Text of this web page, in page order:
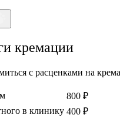
кремации
с расценками на
800 ₽
в клинику 400 ₽